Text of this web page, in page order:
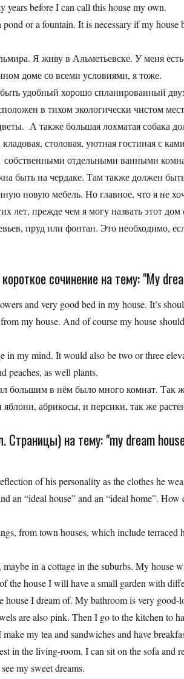
years before I can call this house my own.
or a fountain. It is necessary if my
Я живу в Альметьевске. У меня
доме со всеми условиями, я тоже.
удобный хорошо спланированный
в тихом экологически чистом
А также большая лохматая собака
столовая, уютная гостиная с
отдельными ванными
быть на чердаке. Там также должен
новую мебель. Но главное, что я не
лет, прежде чем я могу назвать этот
пруд или фонтан. Это необходимо,
сочинение на тему: "My
and very good bed in my house. It’s
my house. And of course my house
in my mind. It would also be two or three
peaches, as well plants.
большим в нём было много комнат. Так
абрикосы, и персики, так же
Страницы) на тему: "my dream
of his personality as the clothes he
an “ideal house” and an “ideal home”.
from town houses, which include terraced
in a cottage in the suburbs. My house
house I will have a small garden with
house I dream of. My bathroom is very
are also pink. Then I go to the kitchen to
my tea and sandwiches and have
in the living-room. I can sit on the sofa
my sweet dreams.